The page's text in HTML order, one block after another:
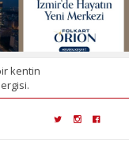
kentin